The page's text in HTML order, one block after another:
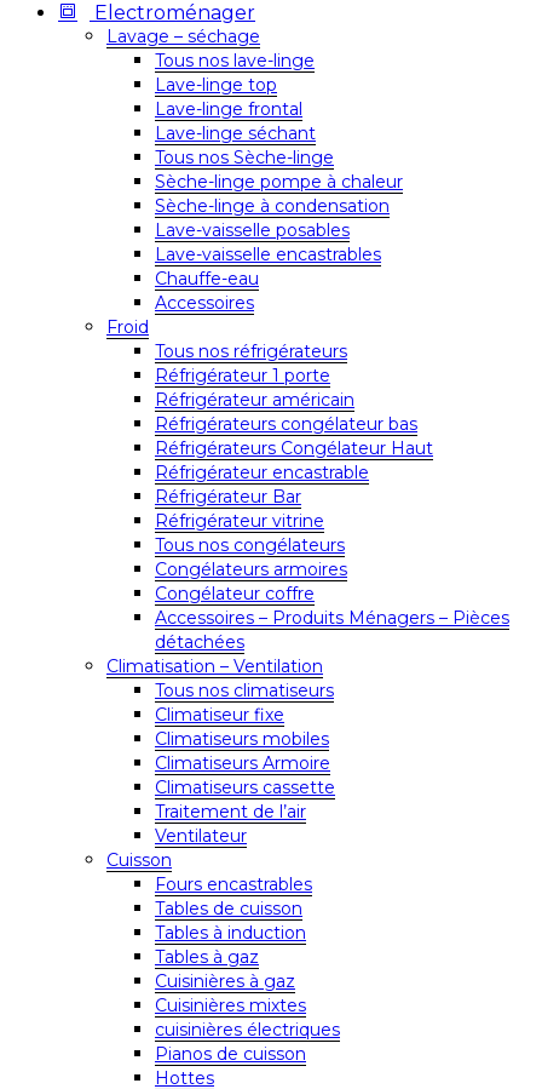
Electroménager
Lavage – séchage
Tous nos lave-linge
Lave-linge top
Lave-linge frontal
Lave-linge séchant
Tous nos Sèche-linge
Sèche-linge pompe à chaleur
Sèche-linge à condensation
Lave-vaisselle posables
Lave-vaisselle encastrables
Chauffe-eau
Accessoires
Froid
Tous nos réfrigérateurs
Réfrigérateur 1 porte
Réfrigérateur américain
Réfrigérateurs congélateur bas
Réfrigérateurs Congélateur Haut
Réfrigérateur encastrable
Réfrigérateur Bar
Réfrigérateur vitrine
Tous nos congélateurs
Congélateurs armoires
Congélateur coffre
Accessoires – Produits Ménagers – Pièces
détachées
Climatisation – Ventilation
Tous nos climatiseurs
Climatiseur fixe
Climatiseurs mobiles
Climatiseurs Armoire
Climatiseurs cassette
Traitement de l’air
Ventilateur
Cuisson
Fours encastrables
Tables de cuisson
Tables à induction
Tables à gaz
Cuisinières à gaz
Cuisinières mixtes
cuisinières électriques
Pianos de cuisson
Hottes